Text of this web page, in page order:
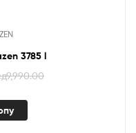
3785 l
9,990.00